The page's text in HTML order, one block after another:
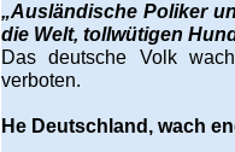
„Ausländische Poliker
die Welt, tollwütigen
Das deutsche Volk
verboten.
He Deutschland, wach